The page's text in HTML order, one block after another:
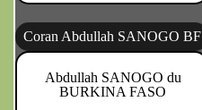
Coran Abdullah SANOGO BF
Abdullah SANOGO du
BURKINA FASO